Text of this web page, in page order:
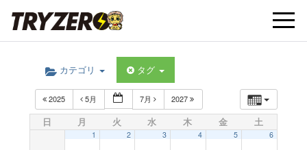
t
カテゴリ タグ
2025 5月 7月 2027
日 月 火 水 木 金 土
1 2 3 4 5 6